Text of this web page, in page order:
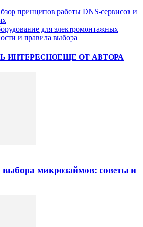
принципов работы DNS-сервисов и
для электромонтажных
и правила выбора
ИНТЕРЕСНОЕЩЕ ОТ АВТОРА
выбора микрозаймов: советы и